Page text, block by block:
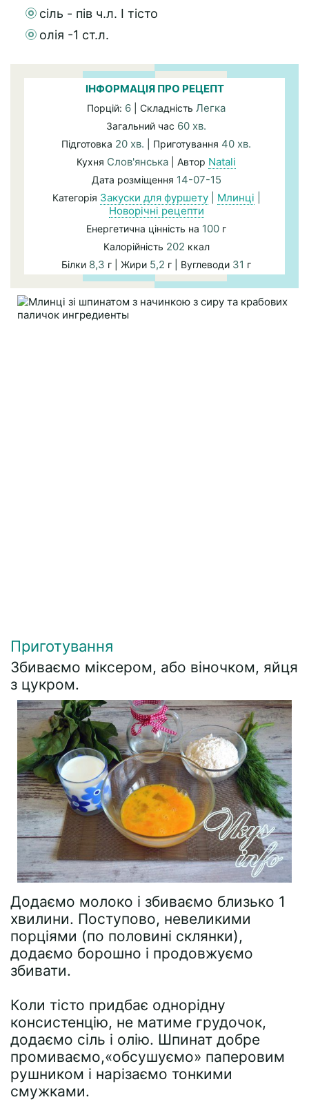
сіль - пів ч.л. І тісто
олія -1 ст.л.
ІНФОРМАЦІЯ ПРО РЕЦЕПТ
Порцій: 6 | Складність Легка
Загальний час 60 хв.
Підготовка 20 хв. | Приготування 40 хв.
Кухня Слов'янська | Автор Natali
Дата розміщення 14-07-15
Категорія Закуски для фуршету| Млинці
Новорічні рецепти
Енергетична цінність на 100 г
Калорійність 202 ккал
Білки 8,3 г | Жири 5,2 г | Вуглеводи 31 г
Приготування
Збиваємо міксером, або віночком, яйця
з цукром.
Додаємо молоко і збиваємо близько 1
хвилини. Поступово, невеликими
порціями (по половині склянки),
додаємо борошно і продовжуємо
збивати.
Коли тісто придбає однорідну
консистенцію, не матиме грудочок,
додаємо сіль і олію. Шпинат добре
промиваємо,«обсушуємо» паперовим
рушником і нарізаємо тонкими
смужками.